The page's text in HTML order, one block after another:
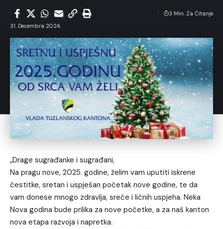
31. Decembra 2024.
3 Min. Za Čitanje
„Drage sugrađanke i sugrađani,
Na pragu nove, 2025. godine, želim vam uputiti iskrene
čestitke, sretan i uspješan početak nove godine, te da
vam donese mnogo zdravlja, sreće i ličnih uspjeha. Neka
Nova godina bude prilika za nove početke, a za naš kanton
nova etapa razvoja i napretka.